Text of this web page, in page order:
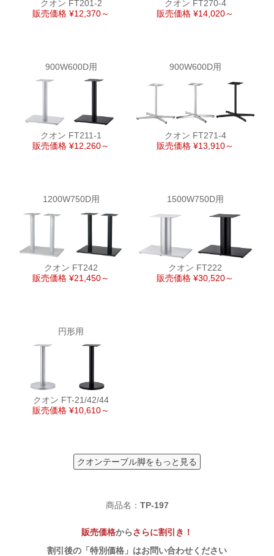
クオン FT201-2
販売価格 ¥12,370～
クオン FT270-4
販売価格 ¥14,020～
900W600D用
クオン FT211-1
販売価格 ¥12,260～
900W600D用
クオン FT271-4
販売価格 ¥13,910～
1200W750D用
クオン FT242
販売価格 ¥21,450～
1500W750D用
クオン FT222
販売価格 ¥30,520～
円形用
クオン FT-21/42/44
販売価格 ¥10,610～
クオンテーブル脚をもっと見る
商品名： TP-197
販売価格からさらに割引き！
割引後の「特別価格」はお問い合わせください